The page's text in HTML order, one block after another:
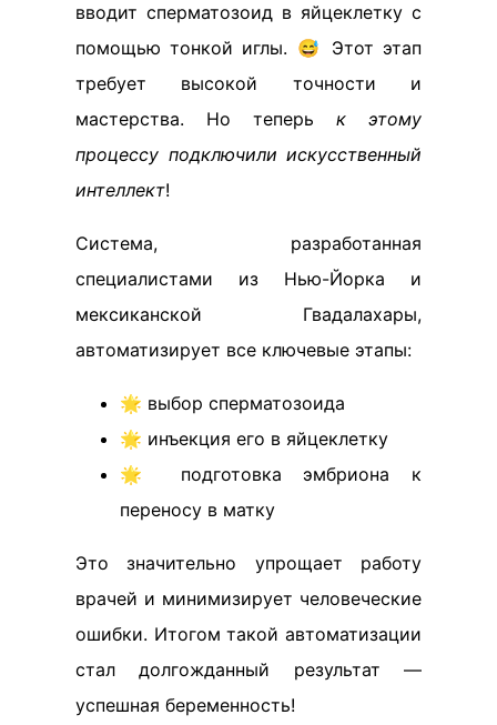
вводит сперматозоид в яйцеклетку с
помощью тонкой иглы. 😅 Этот этап
требует высокой точности и
мастерства. Но теперь к этому
процессу подключили искусственный
интеллект!
Система, разработанная
специалистами из Нью-Йорка и
мексиканской Гвадалахары,
автоматизирует все ключевые этапы:
🌟 выбор сперматозоида
🌟 инъекция его в яйцеклетку
🌟 подготовка эмбриона к
переносу в матку
Это значительно упрощает работу
врачей и минимизирует человеческие
ошибки. Итогом такой автоматизации
стал долгожданный результат —
успешная беременность!